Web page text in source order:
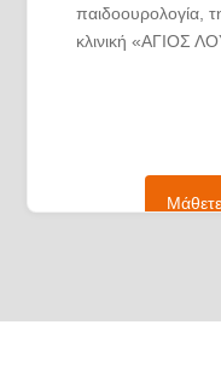
παιδοουρολογία,
κλινική «ΑΓΙΟΣ
ιδιαιτέρως
Οι χειρουργικές